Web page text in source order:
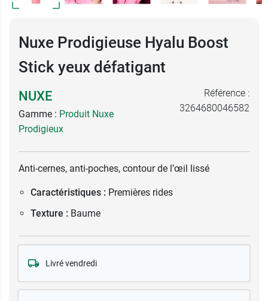
Nuxe Prodigieuse Hyalu Boost
Stick yeux défatigant
NUXE
Gamme : Produit Nuxe
Prodigieux
Référence :
3264680046582
Anti-cernes, anti-poches, contour de l’œil lissé
Caractéristiques : Premières rides
Texture : Baume
Livré vendredi